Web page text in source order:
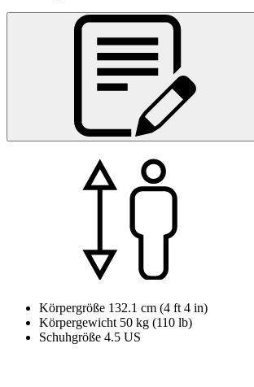
Körpergröße 132.1 cm (4 ft 4 in)
Körpergewicht 50 kg (110 lb)
Schuhgröße 4.5 US